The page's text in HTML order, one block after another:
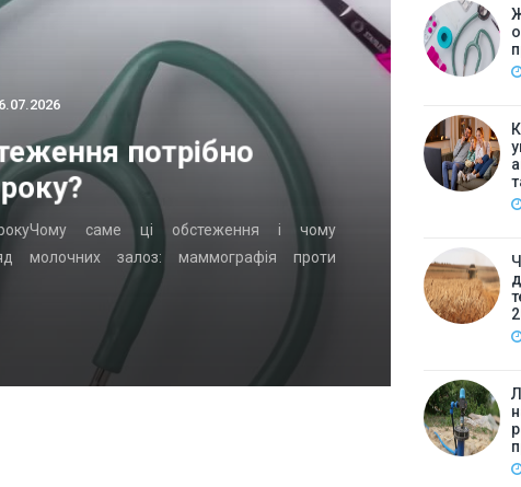
потрібно
саме ці обстеження і чому
молочних залоз: маммографія проти